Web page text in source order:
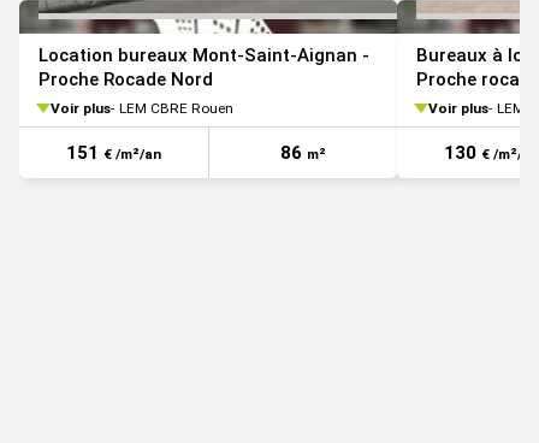
Location bureaux Mont-Saint-Aignan -
Proche Rocade Nord
Voir plus LEM CBRE Rouen
151 € /m²/an 86 m²
Bureaux à
Proche
Voir plus LEM
130 € /m²/an